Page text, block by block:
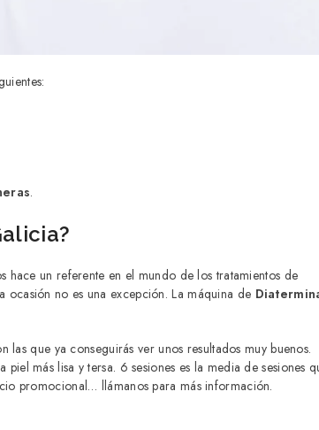
.
hace un referente en el mundo de los tratamientos de
ocasión no es una excepción. La máquina de
que ya conseguirás ver unos resultados muy buenos.
más lisa y tersa. 6 sesiones es la media de sesiones
promocional… llámanos para más información.